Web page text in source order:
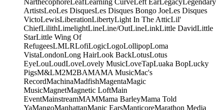
NarthecophoreLeafLearning CurveLeft EarLegacyLegendary
ArtistsLeoLes DisquesLes Disques Bongo JoeLes Disques
VictoLewisLiberationLibertyLight In The AtticLil'
ChiefLilithLimelightLineLine/OutLineLinkLittle DavidLittle
StarLittle Wing Of
RefugeesLMLRLofiLogicLogoLollipopLoma
VistaLondonLong HairLook BackLotusLotus
EyeLouLoudLoveLovely MusicLoveTapLuaka BopLucky
PigsM&LM2M2BAMAMA MusicMac's
RecordMachinaMadfishMagentaMagic
MusicMagnetMagnetic LoftMain
EventMainstreamMAMMama BarleyMama Told
YaMangoManhattanManic EarsManticoreMarathon Media